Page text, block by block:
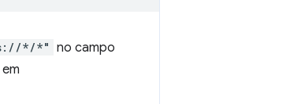
*/*" no campo